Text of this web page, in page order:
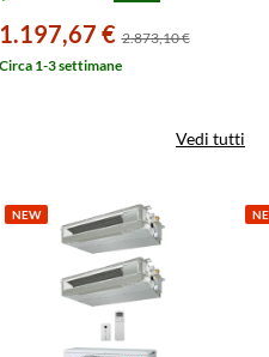
1.197,67 € 2.873,10 €
Circa 1-3 settimane
Vedi tutti
NEW